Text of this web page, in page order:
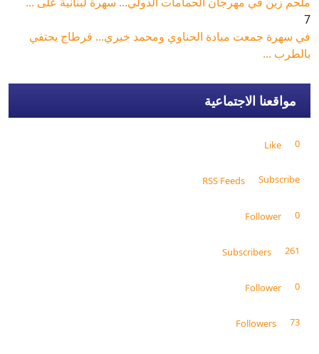
7
في سهرة جمعت ميادة الحناوي ومحمد خيري... قرطاج يحتفي
بالطرب ...
مواقعنا الاجتماعية
0
Like
Subscribe
RSS Feeds
0
Follower
261
Subscribers
0
Follower
73
Followers